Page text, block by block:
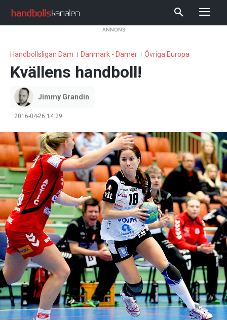
ANNONS
Handbollsligan Dam Danmark - Damer Övriga Europa
Kvällens handboll!
Jimmy Grandin
2016-04-26 14:29